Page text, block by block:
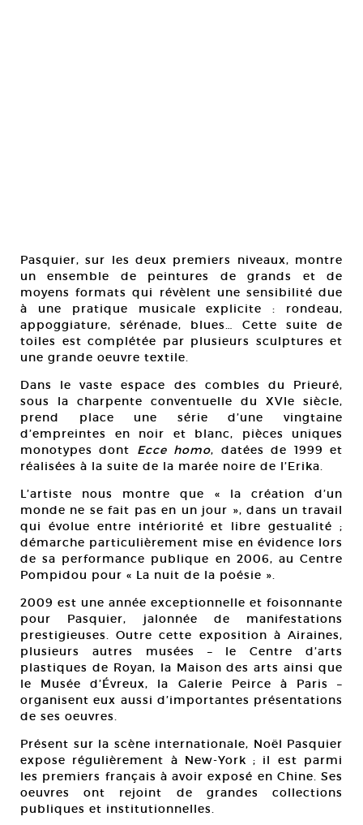
Pasquier, sur les deux premiers niveaux, montre
un ensemble de peintures de grands et de
moyens formats qui révèlent une sensibilité due
à une pratique musicale explicite : rondeau,
appoggiature, sérénade, blues… Cette suite de
toiles est complétée par plusieurs sculptures et
une grande oeuvre textile.
Dans le vaste espace des combles du Prieuré,
sous la charpente conventuelle du XVIe siècle,
prend place une série d’une vingtaine
d’empreintes en noir et blanc, pièces uniques
monotypes dont Ecce homo, datées de 1999 et
réalisées à la suite de la marée noire de l’Erika.
L’artiste nous montre que « la création d’un
monde ne se fait pas en un jour », dans un travail
qui évolue entre intériorité et libre gestualité ;
démarche particulièrement mise en évidence lors
de sa performance publique en 2006, au Centre
Pompidou pour « La nuit de la poésie ».
2009 est une année exceptionnelle et foisonnante
pour Pasquier, jalonnée de manifestations
prestigieuses. Outre cette exposition à Airaines,
plusieurs autres musées – le Centre d’arts
plastiques de Royan, la Maison des arts ainsi que
le Musée d’Évreux, la Galerie Peirce à Paris –
organisent eux aussi d’importantes présentations
de ses oeuvres.
Présent sur la scène internationale, Noël Pasquier
expose régulièrement à New-York ; il est parmi
les premiers français à avoir exposé en Chine. Ses
oeuvres ont rejoint de grandes collections
publiques et institutionnelles.